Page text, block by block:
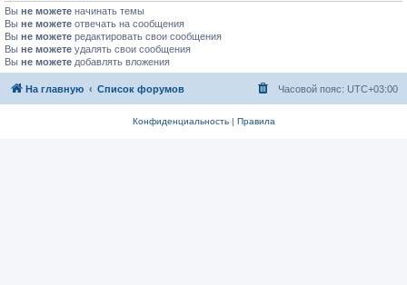
Вы не можете начинать темы
Вы не можете отвечать на сообщения
Вы не можете редактировать свои сообщения
Вы не можете удалять свои сообщения
Вы не можете добавлять вложения
На главную Список форумов Часовой пояс: UTC+03:00
Конфиденциальность| Правила